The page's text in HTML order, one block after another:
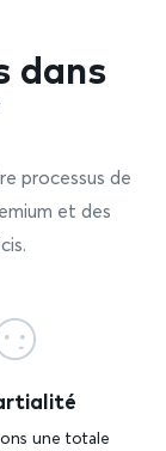
dans
processus de
et des
une totale